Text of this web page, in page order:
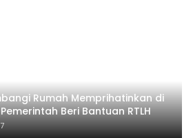
Rumah Memprihatinkan di
Beri Bantuan RTLH